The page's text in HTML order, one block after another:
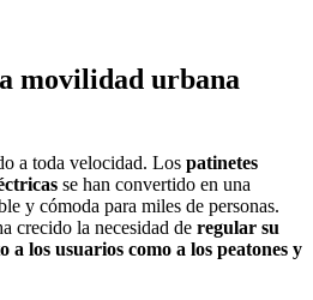
movilidad urbana
a toda velocidad. Los patinetes
se han convertido en una
y cómoda para miles de personas.
crecido la necesidad de regular su
los usuarios como a los peatones y